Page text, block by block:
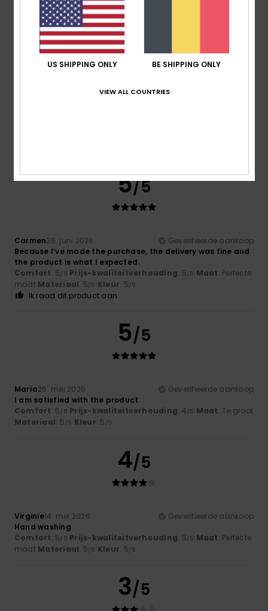
5 /5
5/5
Carmen26. juni 2026
Geverifieerde aankoop
Because I’ve made the purchase, the delivery was fine and
the product is what I expected.
Comfort: 5/5 Prijs-kwaliteitverhouding: 5/5 Maat: Perfecte
maat Materiaal: 5/5 Kleur: 5/5
Ik raad dit product aan
5/5
María26. mei 2026
Geverifieerde aankoop
I am satisfied with the product
Comfort: 5/5 Prijs-kwaliteitverhouding: 4/5 Maat: Te groot
Materiaal: 5/5 Kleur: 5 /5
4/5
Virginie14. mei 2026
Geverifieerde aankoop
Hand washing
Comfort: 5/5 Prijs-kwaliteitverhouding: 5/5 Maat: Perfecte
maat Materiaal: 5/5 Kleur: 5/5
3/5
US SHIPPING ONLY BE SHIPPING ONLY
VIEW ALL COUNTRIES